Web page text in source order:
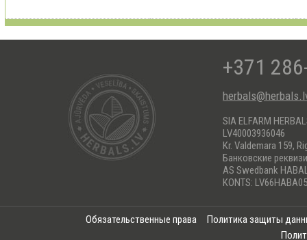
+371
SIA ELFARM
LV40003936046
Kr. Valdemara 159,
Банковские
AS Swedbank
KONTS:
Обязательственные права
Политика защиты